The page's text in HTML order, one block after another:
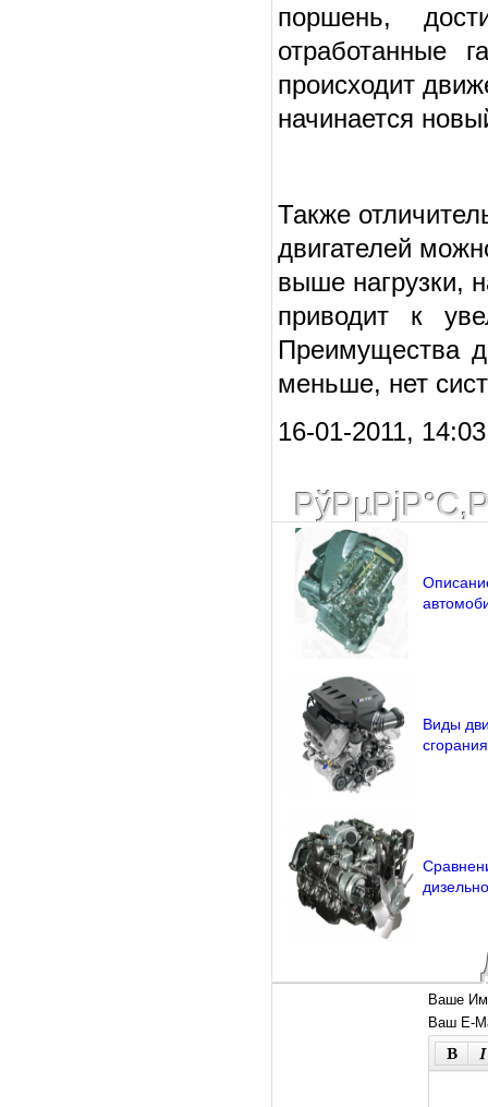
поршень,
отработанные
происходит
начинается
Также
двигателей
выше нагрузки,
приводит к
Преимущества
меньше, нет
16-01-2011,
Виды
сгорания
Ваше
Ваш E-